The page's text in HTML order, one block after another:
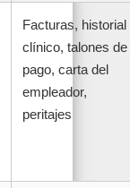
Facturas, historial
clínico, talones de
pago, carta del
empleador,
peritajes